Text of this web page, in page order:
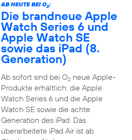
AB HEUTE BEI O2:
Die brandneue Apple
Watch Series 6 und
Apple Watch SE
sowie das iPad (8.
Generation)
Ab sofort sind bei O2neue Apple-
Produkte erhältlich: die Apple
Watch Series 6 und die Apple
Watch SE sowie die achte
Generation des iPad. Das
überarbeitete iPad Air ist ab